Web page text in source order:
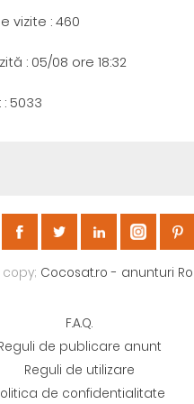
vizite : 460
: 05/08 ore 18:32
: 5033
Cocosat.ro - anunturi
F.A.Q.
de publicare anunt
Reguli de utilizare
de confidentialitate